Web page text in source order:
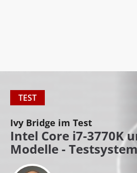
TEST
Ivy Bridge im Test
Intel Core i7-3770K
Modelle - Testsystem